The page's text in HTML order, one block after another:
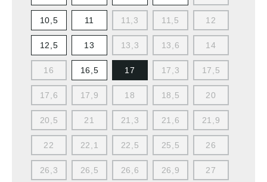
10,5 11 11,3 11,5 12
12,5 13 13,3 13,6 14
16 16,5 17 17,3 17,5
17,6 17,9 18 18,5 20
20,5 21 21,3 21,6 21,9
22 22,1 22,5 25,5 26
26,3 26,5 26,6 26,9 27